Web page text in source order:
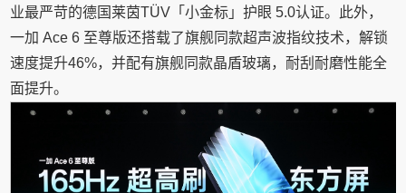
业最严苛的德国莱茵TÜV「小金标」护眼 5.0认证。此外，
一加 Ace 6 至尊版还搭载了旗舰同款超声波指纹技术，解锁
速度提升46%，并配有旗舰同款晶盾玻璃，耐刮耐磨性能全
面提升。